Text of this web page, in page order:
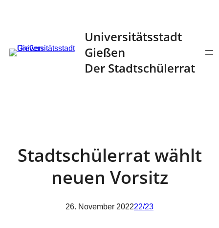
Universitätsstadt
Gießen
Der Stadtschülerrat
Stadtschülerrat wählt
neuen Vorsitz
26. November 202222/23